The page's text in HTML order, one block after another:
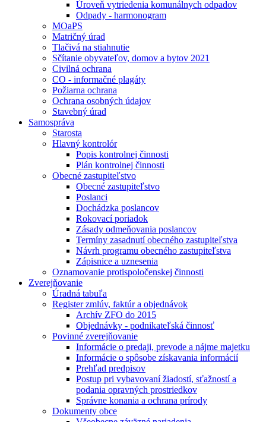
Úroveň vytriedenia komunálnych odpadov
Odpady - harmonogram
MOaPS
Matričný úrad
Tlačivá na stiahnutie
Sčítanie obyvateľov, domov a bytov 2021
Civilná ochrana
CO - informačné plagáty
Požiarna ochrana
Ochrana osobných údajov
Stavebný úrad
Samospráva
Starosta
Hlavný kontrolór
Popis kontrolnej činnosti
Plán kontrolnej činnosti
Obecné zastupiteľstvo
Obecné zastupiteľstvo
Poslanci
Dochádzka poslancov
Rokovací poriadok
Zásady odmeňovania poslancov
Termíny zasadnutí obecného zastupiteľstva
Návrh programu obecného zastupiteľstva
Zápisnice a uznesenia
Oznamovanie protispoločenskej činnosti
Zverejňovanie
Úradná tabuľa
Register zmlúv, faktúr a objednávok
Archív ZFO do 2015
Objednávky - podnikateľská činnosť
Povinné zverejňovanie
Informácie o predaji, prevode a nájme majetku
Informácie o spôsobe získavania informácií
Prehľad predpisov
Postup pri vybavovaní žiadostí, sťažností a
podania opravných prostriedkov
Správne konania a ochrana prírody
Dokumenty obce